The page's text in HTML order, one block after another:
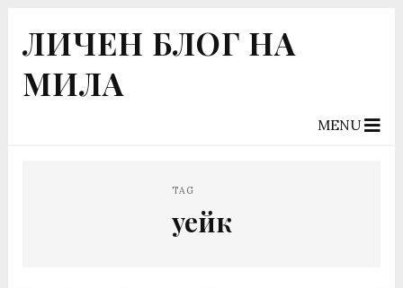
ЛИЧЕН БЛОГ НА
МИЛА
MENU
TAG
уейк